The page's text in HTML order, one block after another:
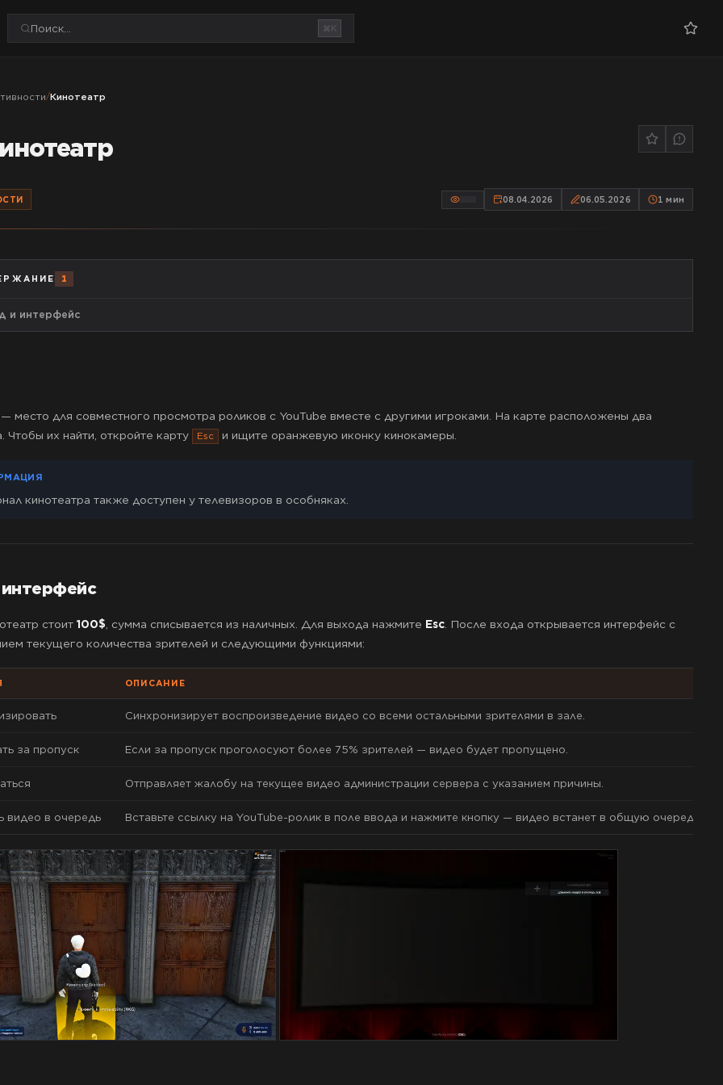
⌘K
/Кинотеатр
08.04.2026 06.05.2026 1 мин
1
и интерфейс
место для совместного просмотра роликов с YouTube вместе с другими игроками. На карте расположены два
Чтобы их найти, откройте карту
Esc и ищите оранжевую иконку кинокамеры.
кинотеатра также доступен у телевизоров в особняках.
стоит 100$ , сумма списывается из наличных. Для выхода нажмите Esc. После входа открывается интерфейс с
текущего количества зрителей и следующими функциями:
ОПИСАНИЕ
Синхронизирует воспроизведение видео со всеми остальными зрителями в зале.
за пропуск Если за пропуск проголосуют более 75% зрителей — видео будет пропущено.
Отправляет жалобу на текущее видео администрации сервера с указанием причины.
видео в очередь Вставьте ссылку на YouTube-ролик в поле ввода и нажмите кнопку — видео встанет в общую очередь.